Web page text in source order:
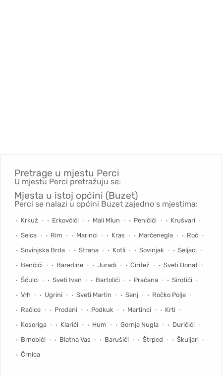
Pretrage u mjestu Perci
U mjestu Perci pretražuju se:
Mjesta u istoj općini (Buzet)
Perci se nalazi u općini Buzet zajedno s mjestima:
Krkuž Erkovčići Mali Mlun Peničići
Krušvari
Selca
Rim Marinci Kras Marčenegla
Roč
Sovinjska Brda
Strana Kotli Sovinjak
Seljaci
Benčići
Baredine Juradi Čiritež
Sveti Donat
Šćulci
Sveti Ivan Bartolići Pračana
Sirotići
Vrh
Ugrini Sveti Martin Senj
Ročko Polje
Račice
Prodani Podkuk Martinci
Krti
Kosoriga
Klarići Hum Gornja Nugla
Duričići
Brnobići
Blatna Vas Barušići Štrped
Škuljari
Črnica